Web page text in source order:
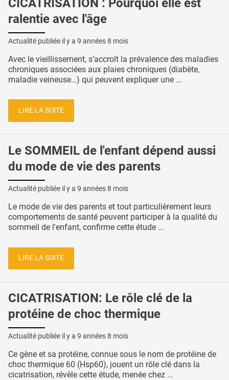
CICATRISATION : Pourquoi elle est
ralentie avec l'âge
Actualité publiée il y a 9 années 8 mois
Avec le vieillissement, s’accroît la prévalence des maladies
chroniques associées aux plaies chroniques (diabète,
maladie veineuse…) qui peuvent expliquer une ...
LIRE LA SUITE
Le SOMMEIL de l'enfant dépend aussi
du mode de vie des parents
Actualité publiée il y a 9 années 8 mois
Le mode de vie des parents et tout particulièrement leurs
comportements de santé peuvent participer à la qualité du
sommeil de l'enfant, confirme cette étude ...
LIRE LA SUITE
CICATRISATION: Le rôle clé de la
protéine de choc thermique
Actualité publiée il y a 9 années 8 mois
Ce gène et sa protéine, connue sous le nom de protéine de
choc thermique 60 (Hsp60), jouent un rôle clé dans la
cicatrisation, révèle cette étude, menée chez ...